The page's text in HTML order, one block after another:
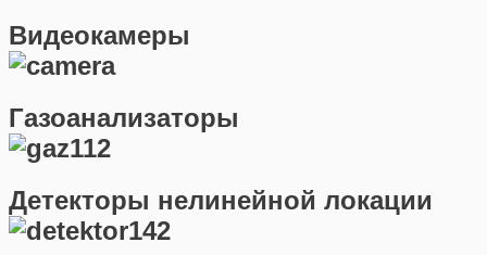
Видеокамеры
Газоанализаторы
Детекторы нелинейной локации